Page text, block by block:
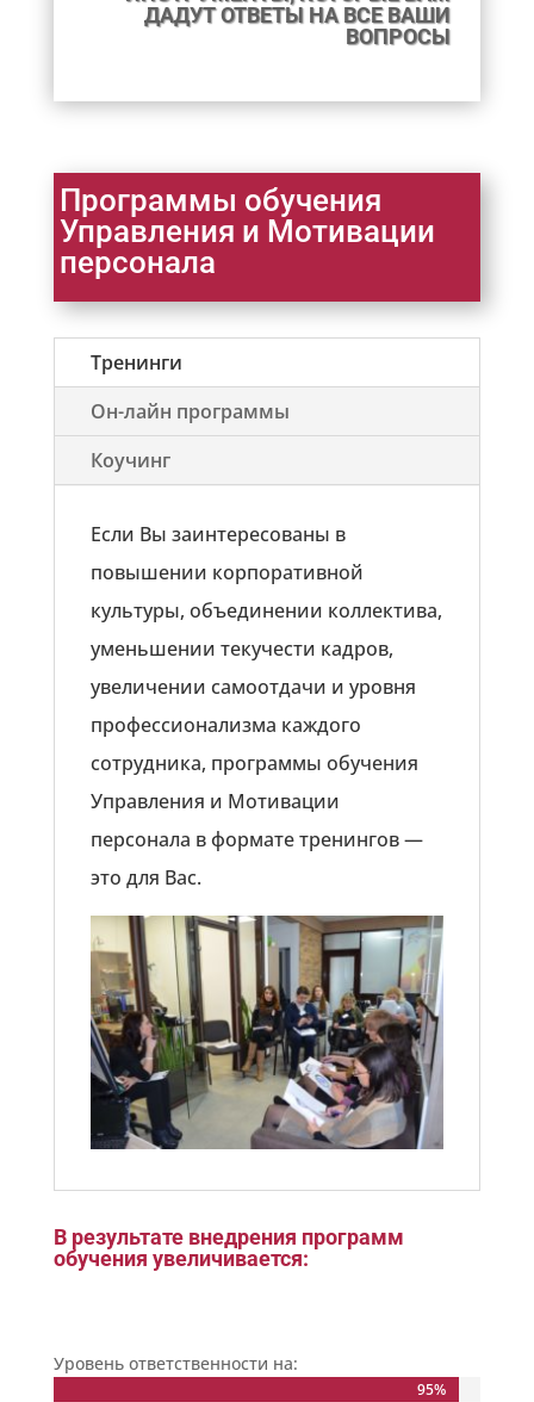
ДАДУТ ОТВЕТЫ НА ВСЕ ВАШИ
ВОПРОСЫ
Программы обучения
Управления и Мотивации
персонала
Тренинги
Он-лайн программы
Коучинг
Если Вы заинтересованы в
повышении корпоративной
культуры, объединении коллектива,
уменьшении текучести кадров,
увеличении самоотдачи и уровня
профессионализма каждого
сотрудника, программы обучения
Управления и Мотивации
персонала в формате тренингов —
это для Вас.
В результате внедрения программ
обучения увеличивается:
Уровень ответственности на:
95%
95%